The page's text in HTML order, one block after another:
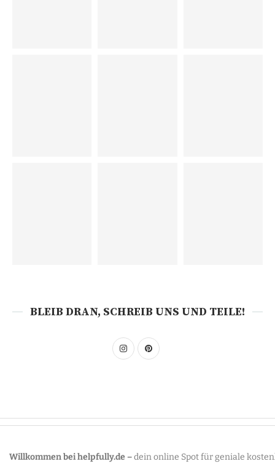
BLEIB DRAN, SCHREIB UNS UND TEILE!
Willkommen bei helpfully.de –dein online Spot für geniale